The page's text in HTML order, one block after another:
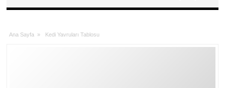
Ana Sayfa » Kedi Yavruları Tablosu